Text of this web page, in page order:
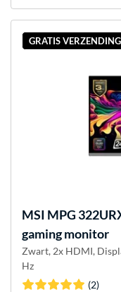
GRATIS VERZENDING
MSI MPG
gaming monitor
Zwart, 2x HDMI,
Hz
(2)